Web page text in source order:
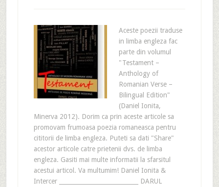
Aceste poezii traduse
in limba engleza fac
parte din volumul
"Testament –
Anthology of
Romanian Verse –
Bilingual Edition"
(Daniel Ionita,
Minerva 2012). Dorim ca prin aceste articole sa
promovam frumoasa poezia romaneasca pentru
cititorii de limba engleza. Puteti sa dati "Share"
acestor articole catre prietenii dvs. de limba
engleza. Gasiti mai multe informatii la sfarsitul
acestui articol. Va multumim! Daniel Ionita &
Intercer ___________________________ DARUL